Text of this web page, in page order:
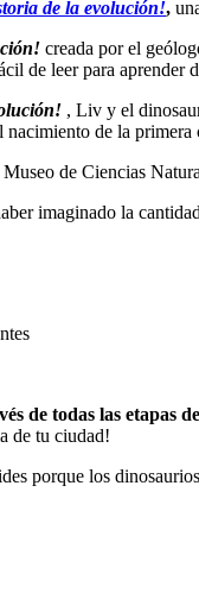
de la evolución!,
creada por el
de leer para aprender
, Liv y el
de la
de Ciencias
imaginado la
de todas las etapas
de tu ciudad!
porque los